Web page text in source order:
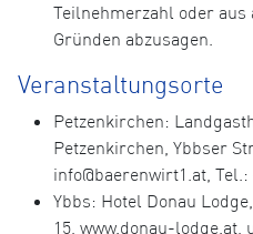
Teilnehmerzahl oder aus
Gründen abzusagen.
Veranstaltungsorte
Petzenkirchen:
Petzenkirchen, Ybbser
info@baerenwirt1.at, Tel.:
Ybbs: Hotel Donau
15, www.donau-lodge.at,